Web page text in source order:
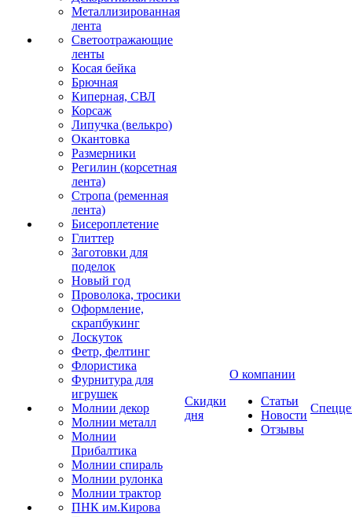
Металлизированная
лента
Светоотражающие
ленты
Косая бейка
Брючная
Киперная, СВЛ
Корсаж
Липучка (велькро)
Окантовка
Размерники
Регилин (корсетная
лента)
Стропа (ременная
лента)
Бисероплетение
Глиттер
Заготовки для
поделок
Новый год
Проволока, тросики
Оформление,
скрапбукинг
Лоскуток
Фетр, фелтинг
Флористика
Фурнитура для
игрушек
Молнии декор
Молнии металл
Молнии
Прибалтика
Молнии спираль
Молнии рулонка
Молнии трактор
ПНК им.Кирова
Скидки
дня
О компании
Статьи
Новости
Отзывы